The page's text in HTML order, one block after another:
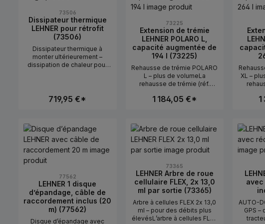
ou des accessoires afin
d’éviter d’endommager la
ètre : 35 mmProtection contre
l’abrasionFacile à enfiler
73506
Dissipateur thermique
LEHNER pour rétrofit
(73506)
Dissipateur thermique à
monter ultérieurement –
dissipation de chaleur pour
composants électriques dans
le système SpeltEx.Utilisation
de systèmes
existants.CaractéristiquesAm
chaleurPeut être monté
ultérieurementConvient pour
719,95 €*
Quantité de produit : Entrez la quantité
73225
Extension de trémie
LEHNER POLARO L,
capacité augmentée de
194 l (73225)
Rehausse de trémie POLARO
L – plus de volumeLa
rehausse de trémie (réf.
du POLARO L de 194
d’utilisation plus longs sans
rechargement.Caractéristique
s+194 l de volumeConvient
pour POLARO LPeut être
montée ultérieurement
1 184,05 €*
Quantité de produit :
XL –
du
plus
4 l de
77562
LEHNER 1 disque
d’épandage, câble de
raccordement inclus (20
m) (77562)
Disque d’épandage avec
73365
LEHNER Arbre de roue
cellulaire FLEX, 2x 13,0
ml par sortie (73365)
Arbre à cellules FLEX 2x 13,0
ml – pour des débits plus
élevésL’arbre à cellules FLEX
avec
AUTO-
GPS –